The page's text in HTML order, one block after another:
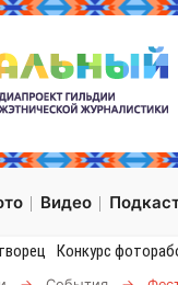
Видео
Конкурс